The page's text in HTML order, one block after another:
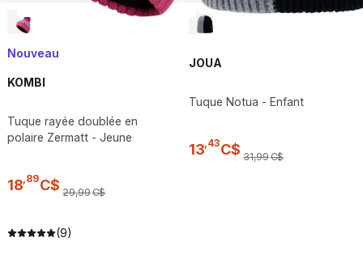
Nouveau
KOMBI
Tuque rayée doublée en
polaire Zermatt - Jeune
18 89C$ 29,99C$
(9)
JOUA
Tuque Notua - Enfant
13 43C$ 31,99C$